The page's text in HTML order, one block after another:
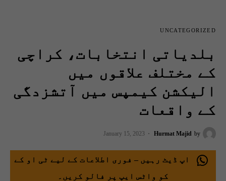
UNCATEGORIZED
بلدیاتی انتخابات، کراچی
کے مختلف علاقوں میں
الیکشن کیمپس میں آتشزدگی
کے واقعات
by
Hurmat Majid
January 15, 2023
اپ ڈیٹ رہیں – فوری اطلاعات کے لیے ٹی او کے
کو واٹس ایپ پر فالو کریں۔